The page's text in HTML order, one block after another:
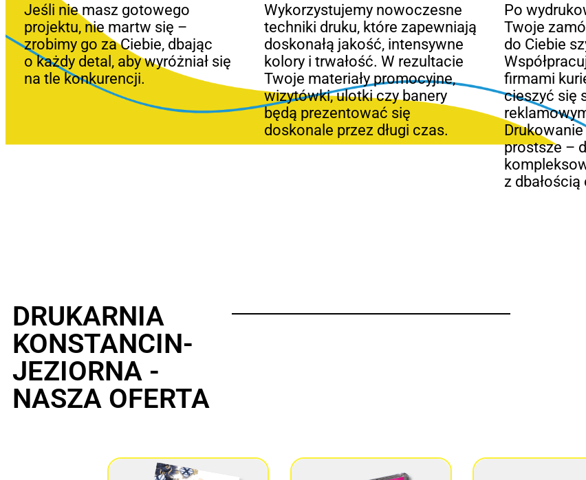
Jeśli nie masz gotowego
projektu, nie martw się –
zrobimy go za Ciebie, dbając
o każdy detal, aby wyróżniał się
na tle konkurencji.
Wykorzystujemy nowoczesne
techniki druku, które zapewniają
doskonałą jakość, intensywne
kolory i trwałość. W rezultacie
Twoje materiały promocyjne,
wizytówki, ulotki czy banery
będą prezentować się
doskonale przez długi czas.
Po
Twoje
do Ciebie
firmami
cieszyć się
Drukowanie
prostsze –
z dbałością
DRUKARNIA
KONSTANCIN-
JEZIORNA -
NASZA OFERTA